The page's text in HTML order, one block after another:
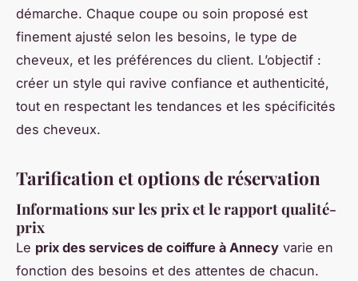
démarche. Chaque coupe ou soin proposé est
finement ajusté selon les besoins, le type de
cheveux, et les préférences du client. L’objectif :
créer un style qui ravive confiance et authenticité,
tout en respectant les tendances et les spécificités
des cheveux.
Tarification et options de réservation
Informations sur les prix et le rapport qualité-
prix
Le prix des services de coiffure à Annecy varie en
fonction des besoins et des attentes de chacun.